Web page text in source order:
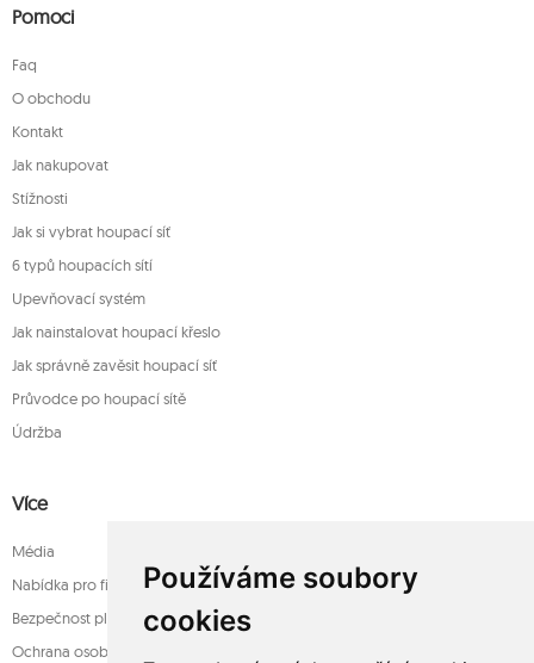
Používáme soubory
cookies
Pomoci
Faq
O obchodu
Kontakt
Jak nakupovat
Stížnosti
Jak si vybrat houpací síť
6 typů houpacích sítí
Upevňovací systém
Jak nainstalovat houpací křeslo
Jak správně zavěsit houpací síť
Průvodce po houpací sítě
Údržba
Více
Média
Nabídka pro firmy
Bezpečnost platba
Ochrana osobních údajů